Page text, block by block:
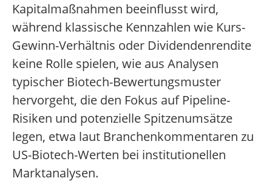
Kapitalmaßnahmen beeinflusst wird,
während klassische Kennzahlen wie Kurs-
Gewinn-Verhältnis oder Dividendenrendite
keine Rolle spielen, wie aus Analysen
typischer Biotech-Bewertungsmuster
hervorgeht, die den Fokus auf Pipeline-
Risiken und potenzielle Spitzenumsätze
legen, etwa laut Branchenkommentaren zu
US-Biotech-Werten bei institutionellen
Marktanalysen.